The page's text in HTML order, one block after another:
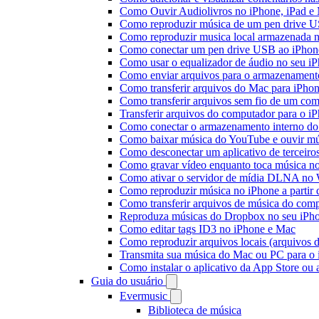
Como Ouvir Audiolivros no iPhone, iPad e
Como reproduzir música de um pen drive
Como reproduzir musica local armazenada
Como conectar um pen drive USB ao
Como usar o equalizador de áudio no seu
Como enviar arquivos para o
Como transferir arquivos do Mac para
Como transferir arquivos sem fio de um
Transferir arquivos do computador para o
Como conectar o armazenamento interno
Como baixar música do YouTube e ouvir
Como desconectar um aplicativo de
Como gravar vídeo enquanto toca música
Como ativar o servidor de mídia DLNA no
Como reproduzir música no iPhone a
Como transferir arquivos de música do
Reproduza músicas do Dropbox no seu
Como editar tags ID3 no iPhone e Mac
Como reproduzir arquivos locais (arquivos
Transmita sua música do Mac ou PC para
Como instalar o aplicativo da App Store
Guia do usuário
Evermusic
Biblioteca de música